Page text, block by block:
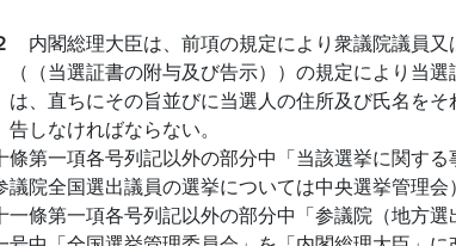
内閣総理大臣は、前項の規定により衆議院議員
（（当選証書の附与及び告示））の規定により当
は、直ちにその旨並びに当選人の住所及び氏名を
告しなければならない。
條第一項各号列記以外の部分中「当該選挙に関す
議院全国選出議員の選挙については中央選挙管理会
一條第一項各号列記以外の部分中「参議院（地方選